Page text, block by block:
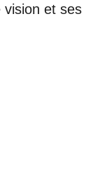
vision et ses